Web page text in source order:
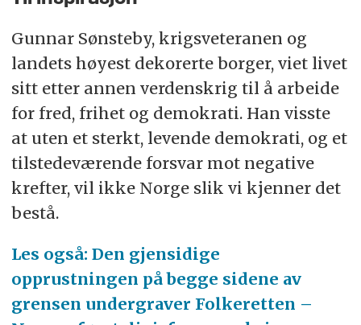
Gunnar Sønsteby, krigsveteranen og
landets høyest dekorerte borger, viet livet
sitt etter annen verdenskrig til å arbeide
for fred, frihet og demokrati. Han visste
at uten et sterkt, levende demokrati, og et
tilstedeværende forsvar mot negative
krefter, vil ikke Norge slik vi kjenner det
bestå.
Les også: Den gjensidige
opprustningen på begge sidene av
grensen undergraver Folkeretten –